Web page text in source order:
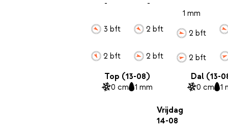
-
3 bft
2 bft
-
2 bft
2 bft
1 mm
2 bft
2 bft
Top (13-08)
0 cm 1 mm
Dal (13-
0 cm 1
Vrijdag
14-08